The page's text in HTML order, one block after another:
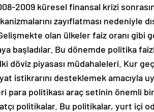
2009 küresel finansal krizi
zayıflatması nedeniyle
olan ülkeler faiz oranı gibi
başladılar. Bu dönemde politika
döviz piyasası müdahaleleri. Kur
istikrarını desteklemek amacıyla
para politikası araç setinin önemli
politikalar. Bu politikalar, yurt içi